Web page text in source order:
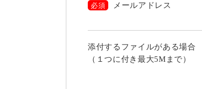
必須 メールアドレス
添付するファイルがある場合
（１つに付き最大5Mまで）